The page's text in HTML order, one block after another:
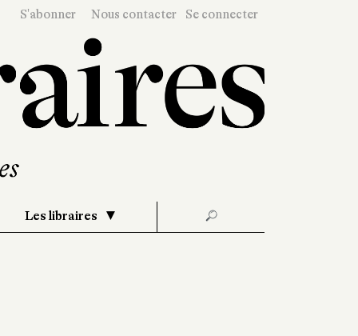
S'abonner Nous contacter Se connecter
Les libraires 🔎